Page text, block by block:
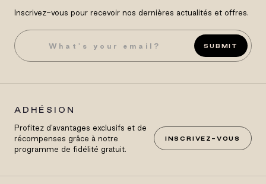
Inscrivez-vous pour recevoir nos dernières actualités et offres.
SUBMIT
ADHÉSION
Profitez d'avantages exclusifs et de
récompenses grâce à notre
programme de fidélité gratuit.
INSCRIVEZ-VOUS